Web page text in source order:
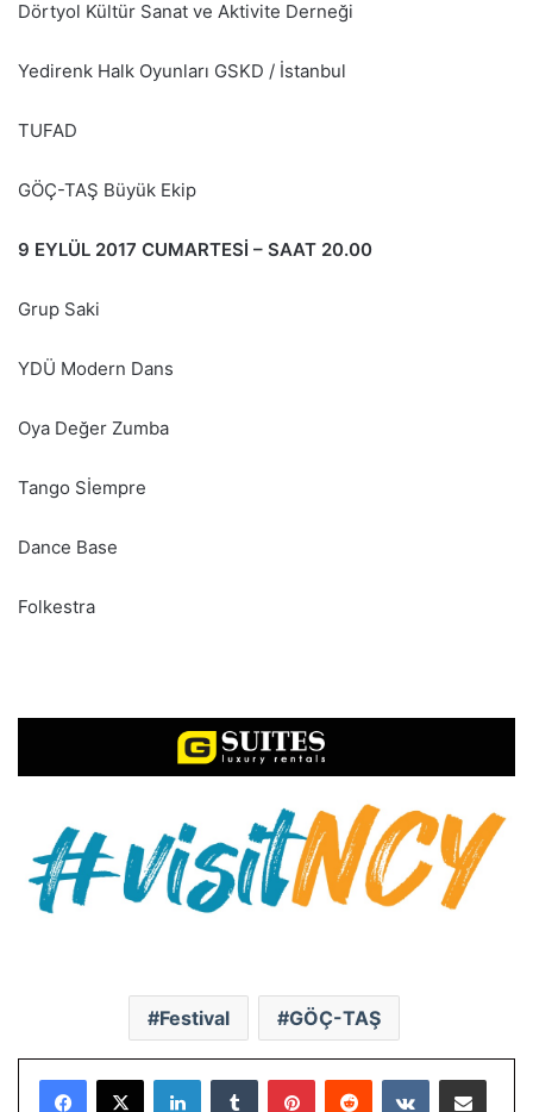
Dörtyol Kültür Sanat ve Aktivite Derneği
Yedirenk Halk Oyunları GSKD / İstanbul
TUFAD
GÖÇ-TAŞ Büyük Ekip
9 EYLÜL 2017 CUMARTESİ – SAAT 20.00
Grup Saki
YDÜ Modern Dans
Oya Değer Zumba
Tango Sİempre
Dance Base
Folkestra
Festival GÖÇ-TAŞ
LinkedInTumblr PinterestReddit VKontakteE-Posta ile paylaş